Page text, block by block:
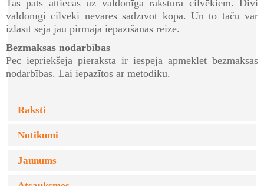
Tas pats attiecas uz valdonīga rakstura cilvēkiem. Divi
valdonīgi cilvēki nevarēs sadzīvot kopā. Un to taču var
izlasīt sejā jau pirmajā iepazīšanās reizē.
Bezmaksas nodarbības
Pēc iepriekšēja pieraksta ir iespēja apmeklēt bezmaksas
nodarbības. Lai iepazītos ar metodiku.
Raksti
Notikumi
Jaunums